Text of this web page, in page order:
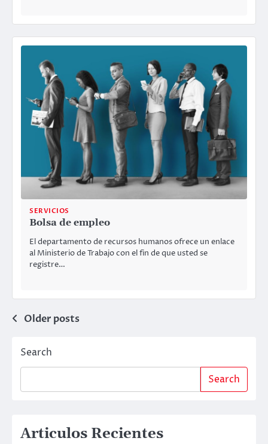
SERVICIOS
Bolsa de empleo
El departamento de recursos humanos ofrece un enlace
al Ministerio de Trabajo con el fin de que usted se
registre…
Posts
navigation
Older posts
Search
Search
Articulos Recientes